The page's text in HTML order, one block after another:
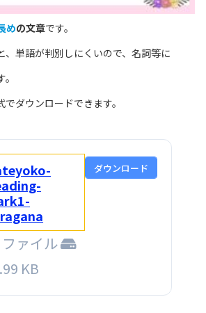
めの文章です。
、単語が判別しにくいので、名詞等に
ダウンロードできます。
ファイル
KB
ダウンロード